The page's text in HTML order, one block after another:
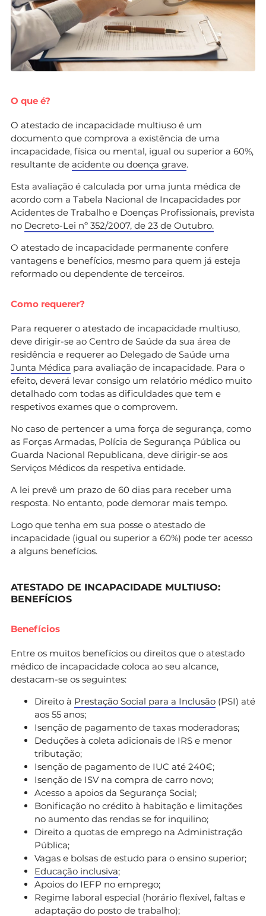
O que é?
O atestado de incapacidade multiuso é um
documento que comprova a existência de uma
incapacidade, física ou mental, igual ou superior a 60%,
resultante de acidente ou doença grave.
Esta avaliação é calculada por uma junta médica de
acordo com a Tabela Nacional de Incapacidades por
Acidentes de Trabalho e Doenças Profissionais, prevista
no Decreto-Lei nº 352/2007, de 23 de Outubro.
O atestado de incapacidade permanente confere
vantagens e benefícios, mesmo para quem já esteja
reformado ou dependente de terceiros.
Como requerer?
Para requerer o atestado de incapacidade multiuso,
deve dirigir-se ao Centro de Saúde da sua área de
residência e requerer ao Delegado de Saúde uma
Junta Médica para avaliação de incapacidade. Para o
efeito, deverá levar consigo um relatório médico muito
detalhado com todas as dificuldades que tem e
respetivos exames que o comprovem.
No caso de pertencer a uma força de segurança, como
as Forças Armadas, Polícia de Segurança Pública ou
Guarda Nacional Republicana, deve dirigir-se aos
Serviços Médicos da respetiva entidade.
A lei prevê um prazo de 60 dias para receber uma
resposta. No entanto, pode demorar mais tempo.
Logo que tenha em sua posse o atestado de
incapacidade (igual ou superior a 60%) pode ter acesso
a alguns benefícios.
ATESTADO DE INCAPACIDADE MULTIUSO:
BENEFÍCIOS
Benefícios
Entre os muitos benefícios ou direitos que o atestado
médico de incapacidade coloca ao seu alcance,
destacam-se os seguintes:
Direito à Prestação Social para a Inclusão (PSI) até
aos 55 anos;
Isenção de pagamento de taxas moderadoras;
Deduções à coleta adicionais de IRS e menor
tributação;
Isenção de pagamento de IUC até 240€;
Isenção de ISV na compra de carro novo;
Acesso a apoios da Segurança Social;
Bonificação no crédito à habitação e limitações
no aumento das rendas se for inquilino;
Direito a quotas de emprego na Administração
Pública;
Vagas e bolsas de estudo para o ensino superior;
Educação inclusiva;
Apoios do IEFP no emprego;
Regime laboral especial (horário flexível, faltas e
adaptação do posto de trabalho);